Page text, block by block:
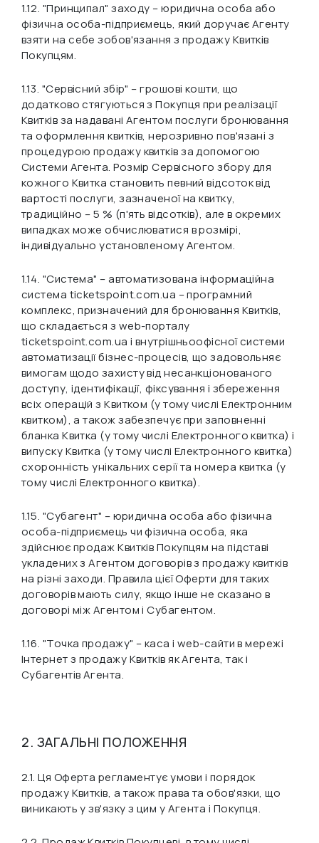
1.12. "Принципал" заходу – юридична особа або
фізична особа-підприємець, який доручає Агенту
взяти на себе зобов'язання з продажу Квитків
Покупцям.
1.13. "Сервісний збір" – грошові кошти, що
додатково стягуються з Покупця при реалізації
Квитків за надавані Агентом послуги бронювання
та оформлення квитків, нерозривно пов'язані з
процедурою продажу квитків за допомогою
Системи Агента. Розмір Сервісного збору для
кожного Квитка становить певний відсоток від
вартості послуги, зазначеної на квитку,
традиційно – 5 % (п'ять відсотків), але в окремих
випадках може обчислюватися в розмірі,
індивідуально установленому Агентом.
1.14. "Система" – автоматизована інформаційна
система ticketspoint.com.ua – програмний
комплекс, призначений для бронювання Квитків,
що складається з web-порталу
ticketspoint.com.ua і внутрішньоофісної системи
автоматизації бізнес-процесів, що задовольняє
вимогам щодо захисту від несанкціонованого
доступу, ідентифікації, фіксування і збереження
всіх операцій з Квитком (у тому числі Електронним
квитком), а також забезпечує при заповненні
бланка Квитка (у тому числі Електронного квитка) і
випуску Квитка (у тому числі Електронного квитка)
схоронність унікальних серії та номера квитка (у
тому числі Електронного квитка).
1.15. "Субагент" – юридична особа або фізична
особа-підприємець чи фізична особа, яка
здійснює продаж Квитків Покупцям на підставі
укладених з Агентом договорів з продажу квитків
на різні заходи. Правила цієї Оферти для таких
договорів мають силу, якщо інше не сказано в
договорі між Агентом і Субагентом.
1.16. "Точка продажу" – каса і web-сайти в мережі
Інтернет з продажу Квитків як Агента, так і
Субагентів Агента.
2. ЗАГАЛЬНІ ПОЛОЖЕННЯ
2.1. Ця Оферта регламентує умови і порядок
продажу Квитків, а також права та обов'язки, що
виникають у зв'язку з цим у Агента і Покупця.